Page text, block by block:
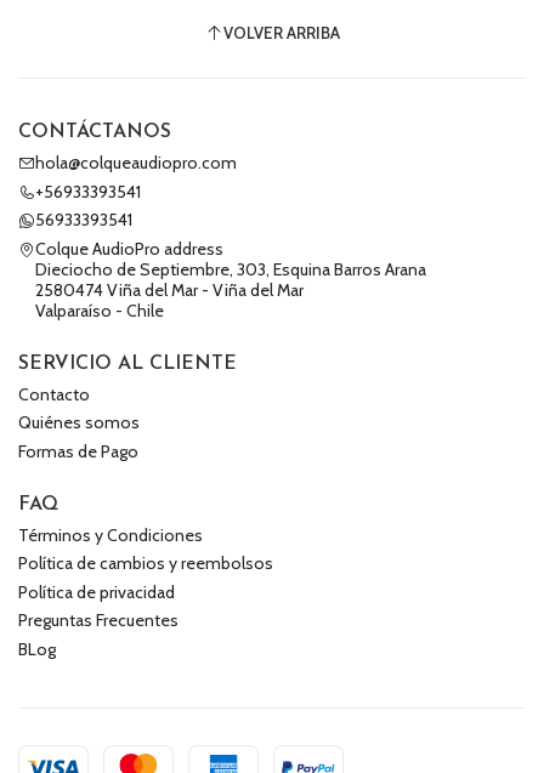
VOLVER ARRIBA
CONTÁCTANOS
hola@colqueaudiopro.com
+56933393541
56933393541
Colque AudioPro address
Dieciocho de Septiembre, 303, Esquina Barros Arana
2580474 Viña del Mar - Viña del Mar
Valparaíso - Chile
SERVICIO AL CLIENTE
Contacto
Quiénes somos
Formas de Pago
FAQ
Términos y Condiciones
Política de cambios y reembolsos
Política de privacidad
Preguntas Frecuentes
BLog